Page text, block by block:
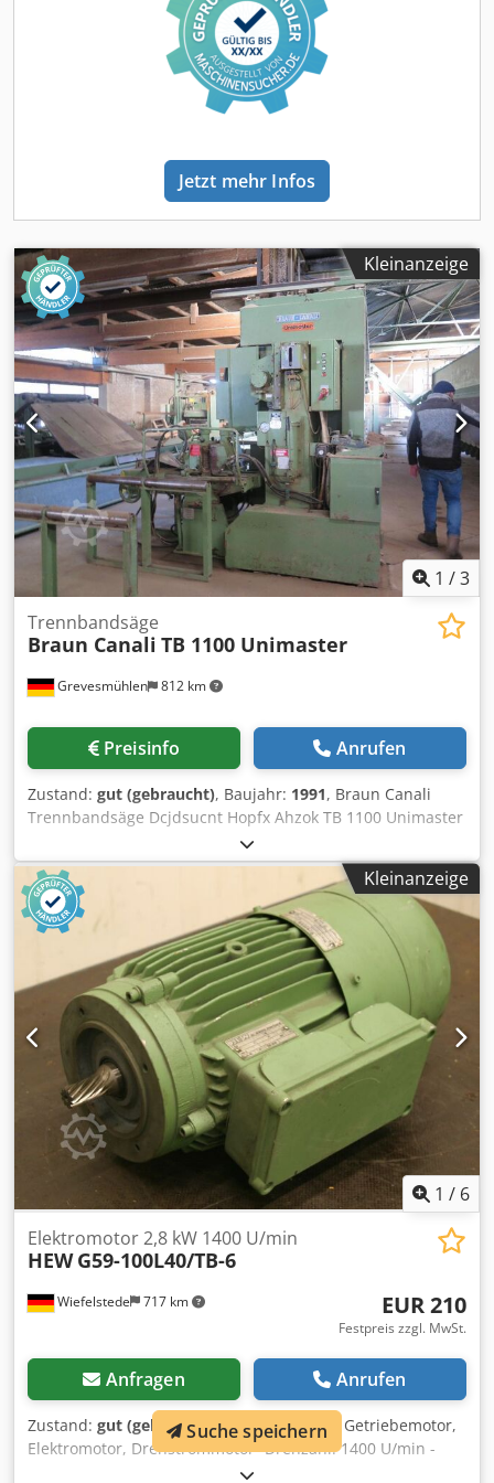
hat einen Riss Dodpop R Dvcefx Ahzjck Angaben sind ohne
Garantie und ohne Gewärhleistung
Jetzt mehr Infos
Kleinanzeige
1 /3
Grevesmühlen 812 km
Trennbandsäge
Braun Canali TB 1100 Unimaster
Preisinfo Anrufen
Zustand: gut (gebraucht), Baujahr: 1991, Braun Canali
Trennbandsäge Dcjdsucnt Hopfx Ahzok TB 1100 Unimaster
Rollendurchmesser 1100mm Mit Schwenkbaren Tisch für
Diagonalschnitt demontiert ab unser Lager in 23936
Grevesmühlen
Kleinanzeige
1 / 6
Wiefelstede 717 km
Elektromotor 2,8 kW 1400 U/min
HEW G59-100L40/TB-6
EUR 210
Festpreis zzgl. MwSt.
Anfragen Anrufen
Zustand: gut (gebraucht), Ersatzmotor für Getriebemotor,
Elektromotor, Drehstrommotor -Drehzahl: 1400 U/min -
Leistung: 2,8 kW Dsdpfxob A Hugo Ahzeck -Bauform: B14 -
Suche speichern